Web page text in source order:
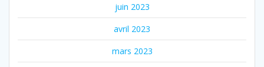
juin 2023
avril 2023
mars 2023